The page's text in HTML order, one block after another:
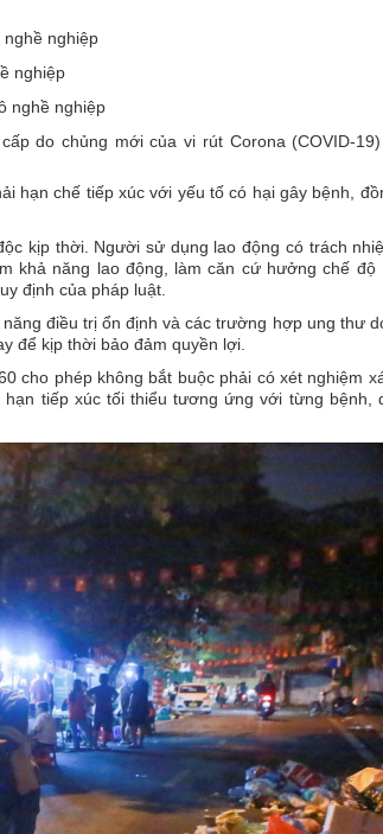
nghề nghiệp
nghiệp
nghề nghiệp
do chủng mới của vi rút Corona (COVID-
hạn chế tiếp xúc với yếu tố có hại gây bệnh,
kịp thời. Người sử dụng lao động có trách
khả năng lao động, làm căn cứ hưởng chế độ
định của pháp luật.
điều trị ổn định và các trường hợp ung thư
để kịp thời bảo đảm quyền lợi.
cho phép không bắt buộc phải có xét nghiệm
tiếp xúc tối thiểu tương ứng với từng bệnh,